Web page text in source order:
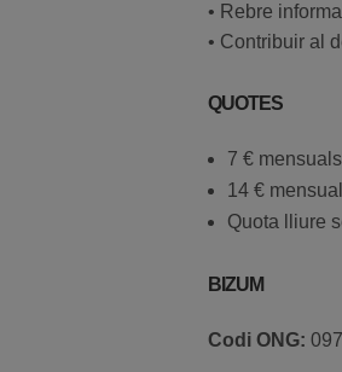
• Rebre
• Contribuir al
QUOTES
7 € mensuals
14 €
Quota lliure
BIZUM
Codi ONG: